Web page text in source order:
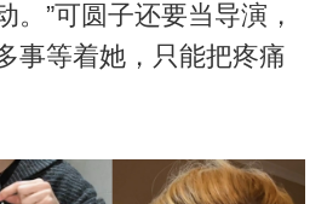
。”可圆子还要当导演，
事等着她，只能把疼痛